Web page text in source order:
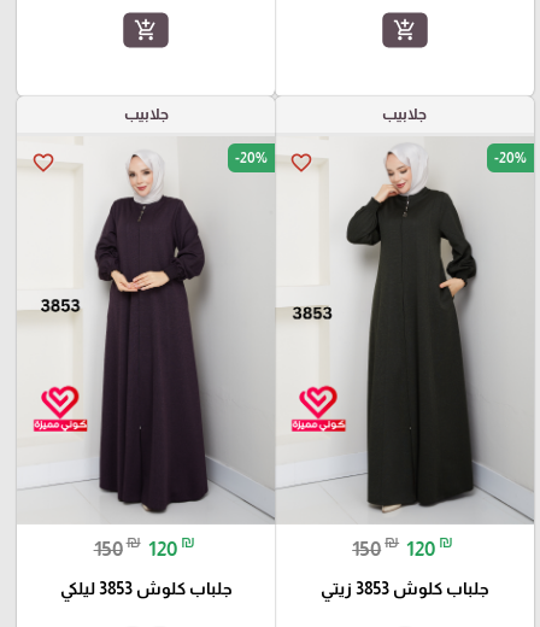
add_shopping_cart
add_shopping_cart
جلابيب
favorite_border -20%
150₪ 120 ₪
جلباب كلوش 3853 زيتي
جلابيب
favorite_border -20%
150₪ 120 ₪
جلباب كلوش 3853 ليلكي